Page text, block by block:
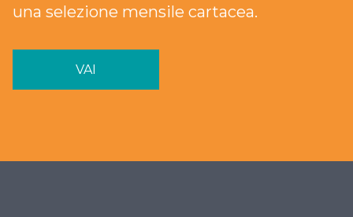
una selezione mensile cartacea.
VAI